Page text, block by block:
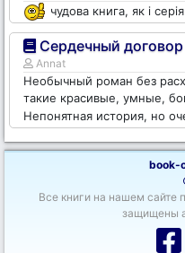
чудова книга, як і
Сердечный договор
Annat
Необычный роман без
такие красивые, умные,
Непонятная история, но
book-
Все книги на нашем сайте
защищены